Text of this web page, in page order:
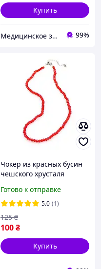
Купить
Медицинское золото Xuping и Бижутерия оптом 99%
Чокер из красных бусин
чешского хрусталя
Готово к отправке
5.0 (1)
100₴
125 ₴
Купить